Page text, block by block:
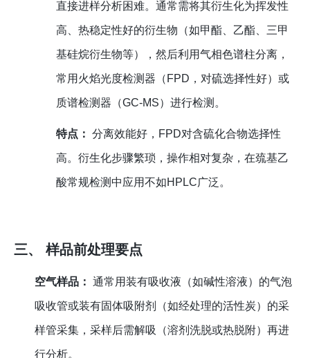
直接进样分析困难。通常需将其衍生化为挥发性
高、热稳定性好的衍生物（如甲酯、乙酯、三甲
基硅烷衍生物等），然后利用气相色谱柱分离，
常用火焰光度检测器（FPD，对硫选择性好）或
质谱检测器（GC-MS）进行检测。
特点： 分离效能好，FPD对含硫化合物选择性
高。衍生化步骤繁琐，操作相对复杂，在巯基乙
酸常规检测中应用不如HPLC广泛。
三、 样品前处理要点
空气样品： 通常用装有吸收液（如碱性溶液）的气泡
吸收管或装有固体吸附剂（如经处理的活性炭）的采
样管采集，采样后需解吸（溶剂洗脱或热脱附）再进
行分析。